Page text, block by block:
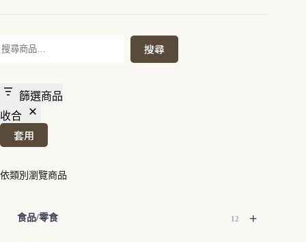
搜
搜尋
篩選商品
收合
套用
依類別瀏覽商品
+
食品/零食 12